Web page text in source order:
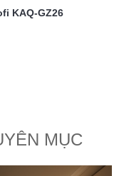
KAQ-GZ26
MỤC